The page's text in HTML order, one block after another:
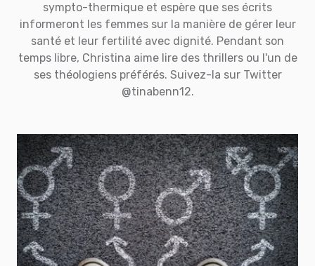
sympto-thermique et espère que ses écrits
informeront les femmes sur la manière de gérer leur
santé et leur fertilité avec dignité. Pendant son
temps libre, Christina aime lire des thrillers ou l'un de
ses théologiens préférés. Suivez-la sur Twitter
@tinabenn12.